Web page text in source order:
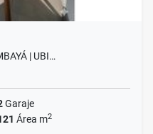
| UBI…
Garaje
Área m2